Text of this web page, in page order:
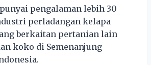
pengalaman lebih 30
perladangan kelapa
berkaitan pertanian lain
koko di Semenanjung